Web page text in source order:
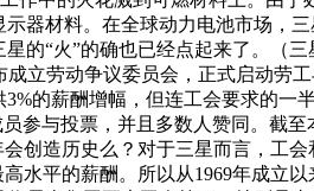
器材料。在全球动力电池市场，
的“火”的确也已经点起来了。（
立劳动争议委员会，正式启动劳
的薪酬增幅，但连工会要求的一
参与投票，并且多数人赞同。截
创造历史么？对于三星而言，工
水平的薪酬。所以从1969年成立